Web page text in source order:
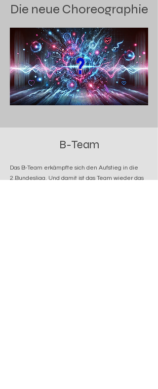
Die neue Choreographie
B-Team
Das B-Team erkämpfte sich den Aufstieg in die
2.Bundesliga. Und damit ist das Team wieder das